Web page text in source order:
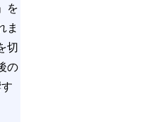
を
ま
切
の